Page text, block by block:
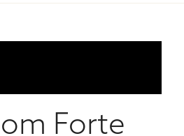
Forte